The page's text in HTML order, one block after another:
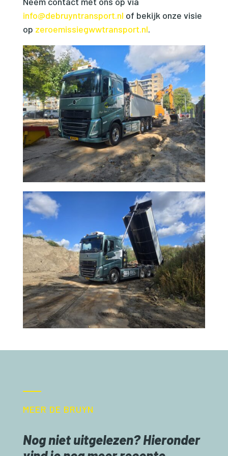
info@debruyntransport.nl of bekijk onze visie
op zeroemissiegwwtransport.nl.
MEER DE BRUYN
Nog niet uitgelezen? Hieronder